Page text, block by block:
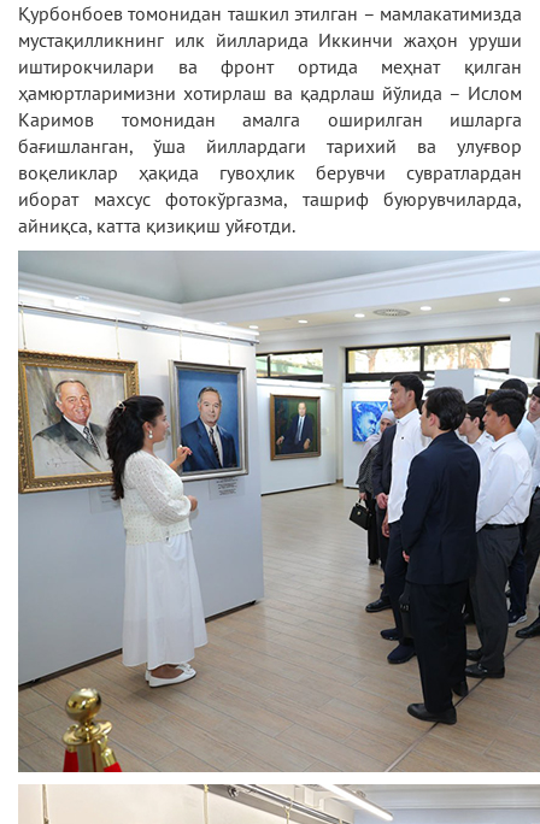
Қурбонбоев томонидан ташкил этилган – мамлакатимизда
мустақилликнинг илк йилларида Иккинчи жаҳон уруши
иштирокчилари ва фронт ортида меҳнат қилган
ҳамюртларимизни хотирлаш ва қадрлаш йўлида – Ислом
Каримов томонидан амалга оширилган ишларга
бағишланган, ўша йиллардаги тарихий ва улуғвор
воқеликлар ҳақида гувоҳлик берувчи сувратлардан
иборат махсус фотокўргазма, ташриф буюрувчиларда,
айниқса, катта қизиқиш уйғотди.